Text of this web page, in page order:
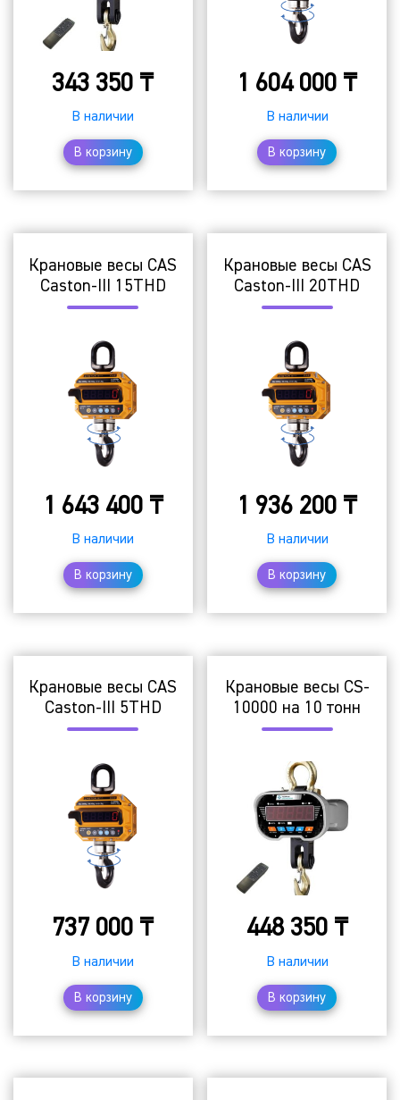
343 350 ₸
В наличии
В корзину
1 604 000 ₸
В наличии
В корзину
Крановые весы CAS
Caston-III 15THD
1 643 400 ₸
В наличии
В корзину
Крановые весы CAS
Caston-III 20THD
1 936 200 ₸
В наличии
В корзину
Крановые весы CAS
Caston-III 5THD
737 000 ₸
В наличии
В корзину
Крановые весы CS-
10000 на 10 тонн
448 350 ₸
В наличии
В корзину